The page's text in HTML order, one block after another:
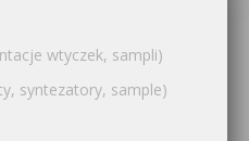
wtyczek, sampli)
syntezatory, sample)